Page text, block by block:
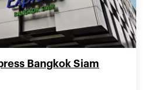
Bangkok Siam